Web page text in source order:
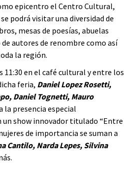
epicentro el Centro Cultural,
podrá visitar una diversidad de
mesas de poesías, abuelas
autores de renombre como así
la región.
en el café cultural y entre los
feria, Daniel Lopez Rosetti,
Daniel Tognetti, Mauro
la presencia especial
un show innovador titulado “Entre
de importancia se suman a
Cantilo, Narda Lepes, Silvina